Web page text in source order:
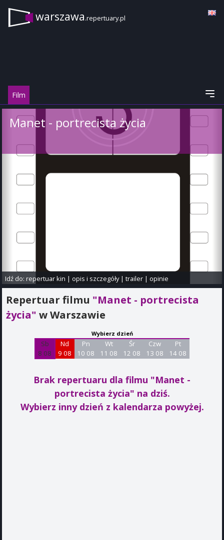
warszawa.repertuary.pl
Film
Manet - portrecista życia
Idź do:repertuar kin |opis i szczegóły|trailer |opinie
Repertuar filmu "Manet - portrecista
życia" w Warszawie
Wybierz dzień
Sb
8 08
Nd
9 08
Pn
10 08
Wt
11 08
Śr
12 08
Czw
13 08
Pt
14 08
Brak repertuaru dla filmu "Manet -
portrecista życia" na dziś.
Wybierz inny dzień z kalendarza powyżej.